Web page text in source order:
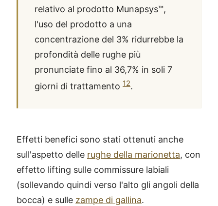
relativo al prodotto Munapsys™,
l'uso del prodotto a una
concentrazione del 3% ridurrebbe la
profondità delle rughe più
pronunciate fino al 36,7% in soli 7
giorni di trattamento 12.
Effetti benefici sono stati ottenuti anche
sull'aspetto delle rughe della marionetta, con
effetto lifting sulle commissure labiali
(sollevando quindi verso l'alto gli angoli della
bocca) e sulle zampe di gallina.